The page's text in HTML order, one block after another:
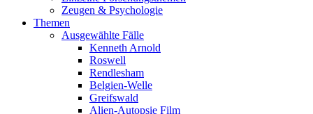
Zeugen & Psychologie
Themen
Ausgewählte Fälle
Kenneth Arnold
Roswell
Rendlesham
Belgien-Welle
Greifswald
Alien-Autopsie Film